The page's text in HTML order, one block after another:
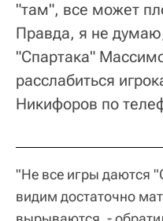
"там", все может
Правда, я не
"Спартака"
расслабиться
Никифоров по
"Не все игры даются
видим достаточно